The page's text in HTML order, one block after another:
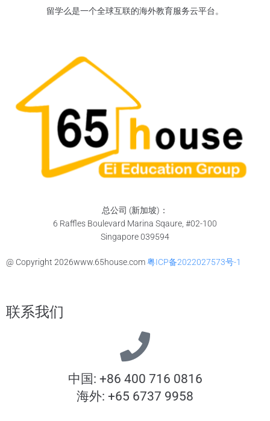
留学么是一个全球互联的海外教育服务云平台。
总公司 (新加坡)：
6 Raffles Boulevard Marina Sqaure, #02-100
Singapore 039594
@ Copyright 2026www.65house.com粤ICP备2022027573号-1
联系我们
中国: +86 400 716 0816
海外: +65 6737 9958